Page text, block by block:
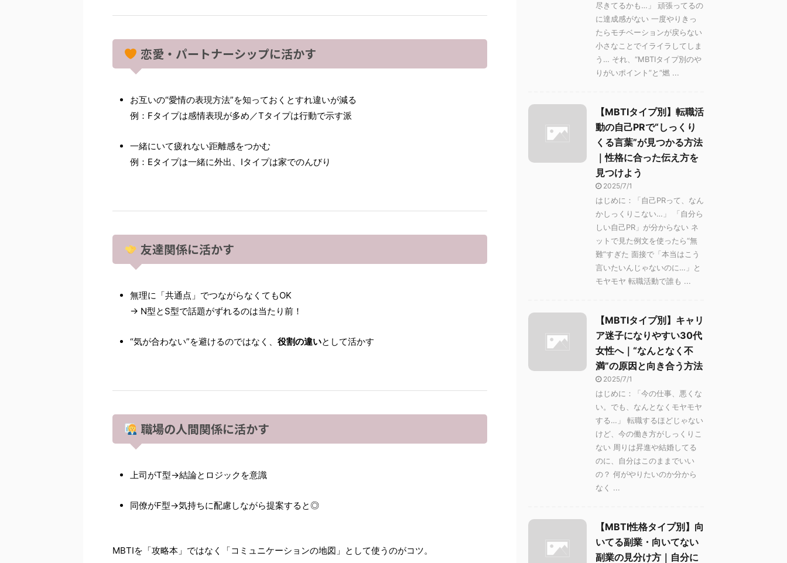
恋愛・パートナーシップに活かす
お互いの“愛情の表現方法”を知っておくとすれ違いが減る
例：Fタイプは感情表現が多め／Tタイプは行動で示す派
一緒にいて疲れない距離感をつかむ
例：Eタイプは一緒に外出、Iタイプは家でのんびり
友達関係に活かす
無理に「共通点」でつながらなくてもOK
→ N型とS型で話題がずれるのは当たり前！
“気が合わない”を避けるのではなく、 役割の違いとして活かす
職場の人間関係に活かす
上司がT型→結論とロジックを意識
同僚がF型→気持ちに配慮しながら提案すると◎
MBTIを「攻略本」ではなく「コミュニケーションの地図」として使うのがコツ。
尽きてるかも…」 頑張ってるの
に達成感がない 一度やりきっ
たらモチベーションが戻らない
小さなことでイライラしてしま
う… それ、“MBTIタイプ別のや
りがいポイント”と“燃 ...
【MBTIタイプ別】転職活
動の自己PRで“しっくり
くる言葉”が見つかる方法
｜性格に合った伝え方を
見つけよう
2025/7/1
はじめに：「自己PRって、なん
かしっくりこない…」 「自分ら
しい自己PR」が分からない ネ
ットで見た例文を使ったら“無
難”すぎた 面接で「本当はこう
言いたいんじゃないのに…」と
モヤモヤ 転職活動で誰も ...
【MBTIタイプ別】キャリ
ア迷子になりやすい30代
女性へ｜“なんとなく不
満”の原因と向き合う方法
2025/7/1
はじめに：「今の仕事、悪くな
い。でも、なんとなくモヤモヤ
する…」 転職するほどじゃない
けど、今の働き方がしっくりこ
ない 周りは昇進や結婚してる
のに、自分はこのままでいい
の？ 何がやりたいのか分から
なく ...
【MBTI性格タイプ別】向
いてる副業・向いてない
副業の見分け方｜自分に